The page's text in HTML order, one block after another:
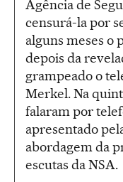
Agência de
censurá-la por
alguns meses o
depois da
grampeado o
Merkel. Na
falaram por
apresentado
abordagem da
escutas da NSA.